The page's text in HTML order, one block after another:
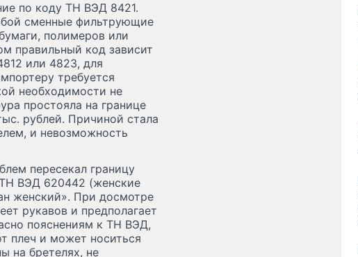
по коду ТН ВЭД 8421.
сменные фильтрующие
полимеров или
правильный код зависит
или 4823, для
требуется
необходимости не
простояла на границе
рублей. Причиной стала
и невозможность
пересекал границу
ВЭД 620442 (женские
женский». При досмотре
рукавов и предполагает
пояснениям к ТН ВЭД,
плеч и может носиться
на бретелях, не